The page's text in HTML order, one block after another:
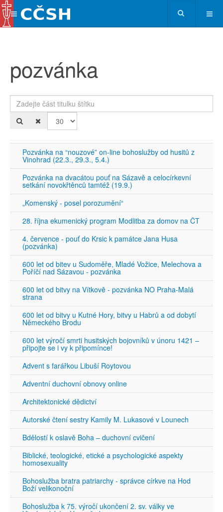
pozvánka
Zadejte část titulku štítku
Pozvánka na “nouzové” on-line bohoslužby od husitů z
Vinohrad (22.3., 29.3., 5.4.)
Pozvánka na dvacátou pouť na Sázavě a celocírkevní
setkání novokřtěnců tamtéž (19.9.)
„Komenský - posel porozumění“
28. října ekumenický program Modlitba za domov na ČT
4. července - pouť do Krsic k památce Jana Husa
(pozvánka)
600 let od bitev u Sudoměře, Mladé Vožice, Melechova a
Poříčí nad Sázavou - pozvánka
600 let od bitvy na Vítkově - pozvánka NO Praha-Malá
strana
600 let od bitvy u Kutné Hory, bitvy u Habrů a od dobytí
Německého Brodu
600 let výročí smrti husitských bojovníků v únoru 1421 –
připojte se i vy k připomínce!
Advent s farářkou Libuší Roytovou
Adventní duchovní obnovy online
Architektonické dědictví
Autorské čtení sestry Kamily M. Lukasové v Lounech
Bdělostí k oslavě Boha – duchovní cvičení
Biblické, teologické, etické a psychologické aspekty
homosexuality
Bohoslužba bratra patriarchy - správce církve na Hod
Boží velikonoční
Bohoslužba k 75. výročí ukončení 2. sv. války ve